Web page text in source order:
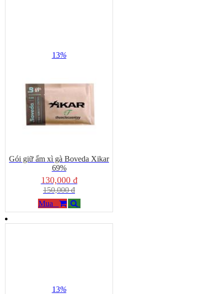
13%
Gói giữ ẩm xì gà Boveda Xikar
69%
130,000 đ
150,000 đ
Mua
13%